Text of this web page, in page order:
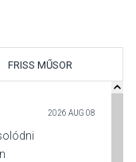
FRISS MŰSOR
2026 AUG 08